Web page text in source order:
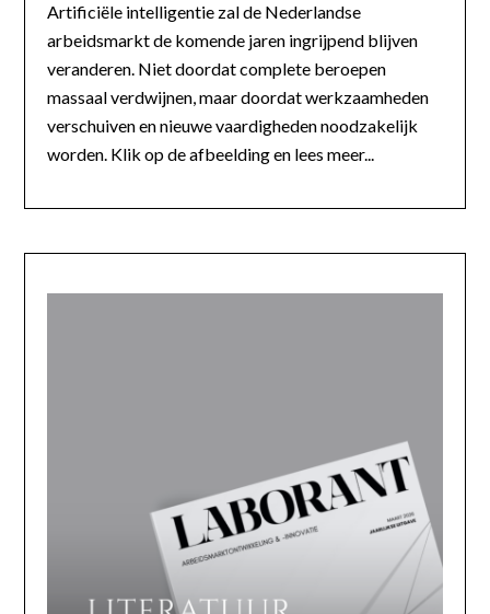
Artificiële intelligentie zal de Nederlandse
arbeidsmarkt de komende jaren ingrijpend blijven
veranderen. Niet doordat complete beroepen
massaal verdwijnen, maar doordat werkzaamheden
verschuiven en nieuwe vaardigheden noodzakelijk
worden. Klik op de afbeelding en lees meer...